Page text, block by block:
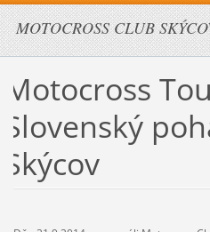
MOTOCROSS CLUB
Motocross
Slovenský
Skýcov